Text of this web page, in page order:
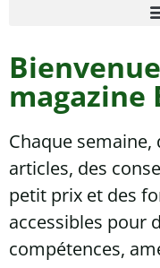
magazine
Chaque
articles, des
petit prix et des
accessibles pour
compétences,